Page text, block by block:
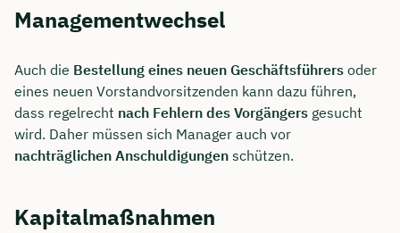
Managementwechsel
Auch die Bestellung eines neuen Geschäftsführers oder
eines neuen Vorstandvorsitzenden kann dazu führen,
dass regelrecht nach Fehlern des Vorgängers gesucht
wird. Daher müssen sich Manager auch vor
nachträglichen Anschuldigungen schützen.
Kapitalmaßnahmen